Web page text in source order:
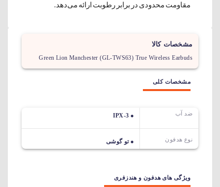
مقاومت محدودی در برابر رطوبت ارائه می‌دهد.
مشخصات کالا
Green Lion Manchester (GL-TWS63) True Wireless Earbuds
مشخصات کلی
ضد آب IPX-3
نوع هدفون تو گوشی
ویژگی های هدفون و هندزفری